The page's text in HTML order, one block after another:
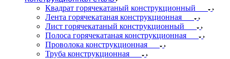
Квадрат горячекатаный конструкционный
Лента горячекатаная конструкционная
Лист горячекатаный конструкционный
Полоса горячекатаная конструкционная
Проволока конструкционная
Труба конструкционная